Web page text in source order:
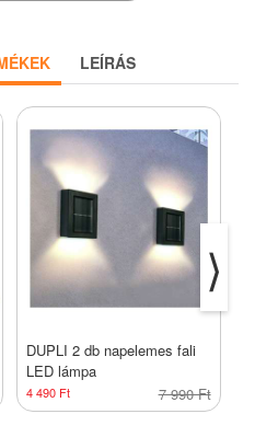
LEÍRÁS
DUPLI 2 db napelemes fali
LED lámpa
4 490 Ft 7 990 Ft
⟩